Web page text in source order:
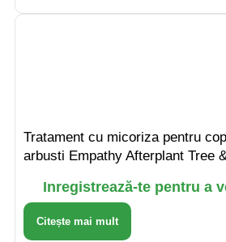
Tratament cu micoriza pentru
arbusti Empathy Afterplant Tree
Inregistrează-te pentru a
Citește mai mult